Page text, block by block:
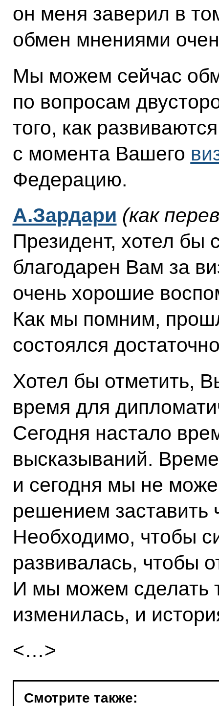
он меня заверил в
обмен мнениями
Мы можем сейчас
по вопросам
того, как
с момента Вашего
Федерацию.
А.Зардари (как
Президент, хотел бы
благодарен Вам за
очень хорошие
Как мы помним,
состоялся
Хотел бы отметить,
время для
Сегодня настало
высказываний.
и сегодня мы не
решением заставить
Необходимо, чтобы
развивалась, чтобы
И мы можем сделать
изменилась, и
<…>
Смотрите также: